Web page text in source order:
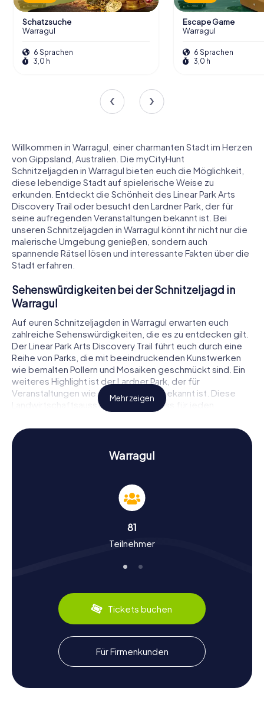
Schatzsuche
Warragul
6 Sprachen
3,0 h
Escape Game
Warragul
6 Sprachen
3,0 h
Willkommen in Warragul, einer charmanten Stadt im Herzen
von Gippsland, Australien. Die myCityHunt
Schnitzeljagden in Warragul bieten euch die Möglichkeit,
diese lebendige Stadt auf spielerische Weise zu
erkunden. Entdeckt die Schönheit des Linear Park Arts
Discovery Trail oder besucht den Lardner Park, der für
seine aufregenden Veranstaltungen bekannt ist. Bei
unseren Schnitzeljagden in Warragul könnt ihr nicht nur die
malerische Umgebung genießen, sondern auch
spannende Rätsel lösen und interessante Fakten über die
Stadt erfahren.
Sehenswürdigkeiten bei der Schnitzeljagd in
Warragul
Auf euren Schnitzeljagden in Warragul erwarten euch
zahlreiche Sehenswürdigkeiten, die es zu entdecken gilt.
Der Linear Park Arts Discovery Trail führt euch durch eine
Reihe von Parks, die mit beeindruckenden Kunstwerken
wie bemalten Pollern und Mosaiken geschmückt sind. Ein
weiteres Highlight ist der Lardner Park, der für
Veranstaltungen wie die Farm World bekannt ist. Diese
Landwirtschaftsausstellung ist ein Muss für jeden
bietet euch die Gelegenheit, die entspannte Atmosphäre
des Golfplatzes zu genießen. Während eurer
Schnitzeljagd in Warragul werdet ihr an diesen und
weiteren Orten spannende Rätsel lösen und eure
Geschichte und Kultur bei der Schnitzeljagd in
Die Schnitzeljagden in Warragul sind nicht nur
unterhaltsam, sondern auch lehrreich. Ihr werdet mehr
Warragul wurde im Jahr 1877 nach dem Bau der
Stadt leitet sich von einem Aborigineswort ab, das 'Wilder
Hund' bedeutet. Während eurer Entdeckungstour lernt ihr,
wie die Stadt zu einem Zentrum der Milchwirtschaft und
Feinkostproduktion wurde. Warragul ist bekannt für seine
Feinkostprodukte, die ihr unbedingt probieren solltet.
Lasst euch auch von der Geschichte des Princes Highway
beeindrucken, der nach dem Besuch des Prince of Wales
in Warragul umbenannt wurde.
Mehr zeigen
Warragul
81
Teilnehmer
Tickets buchen
Für Firmenkunden